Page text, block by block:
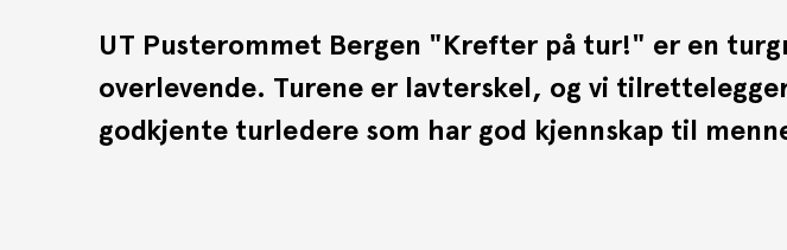
UT Pusterommet Bergen "Krefter på tur!" er en
overlevende. Turene er lavterskel, og vi
godkjente turledere som har god kjennskap til